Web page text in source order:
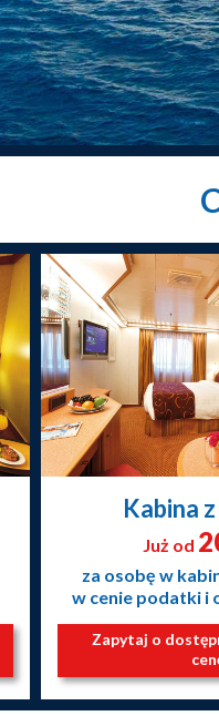
Kabina
Już od
za osobę w
w cenie podatki i
Zapytaj o